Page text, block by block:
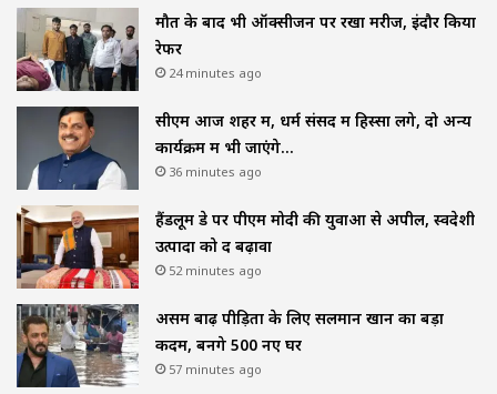
मौत के बाद भी ऑक्सीजन पर रखा मरीज, इंदौर किया
रेफर
24 minutes ago
सीएम आज शहर में, धर्म संसद में हिस्सा लेंगे, दो अन्य
कार्यक्रम में भी जाएंगे…
36 minutes ago
हैंडलूम डे पर पीएम मोदी की युवाओं से अपील, स्वदेशी
उत्पादों को दें बढ़ावा
52 minutes ago
असम बाढ़ पीड़ितों के लिए सलमान खान का बड़ा
कदम, बनेंगे 500 नए घर
57 minutes ago